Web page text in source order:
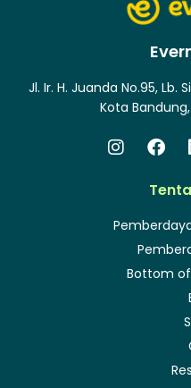
Jl. Ir. H. Juanda No.95,
Kota
Bottom